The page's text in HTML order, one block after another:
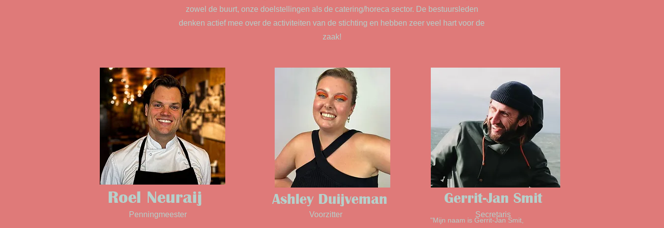
zowel de buurt, onze doelstellingen als de catering/horeca sector. De bestuursleden
denken actief mee over de activiteiten van de stichting en hebben zeer veel hart voor de
zaak!
Roel Neuraij
Penningmeester
Ashley Duijveman
Voorzitter
Gerrit-Jan Smit
Secretaris
"Mijn naam is Gerrit-Jan Smit,